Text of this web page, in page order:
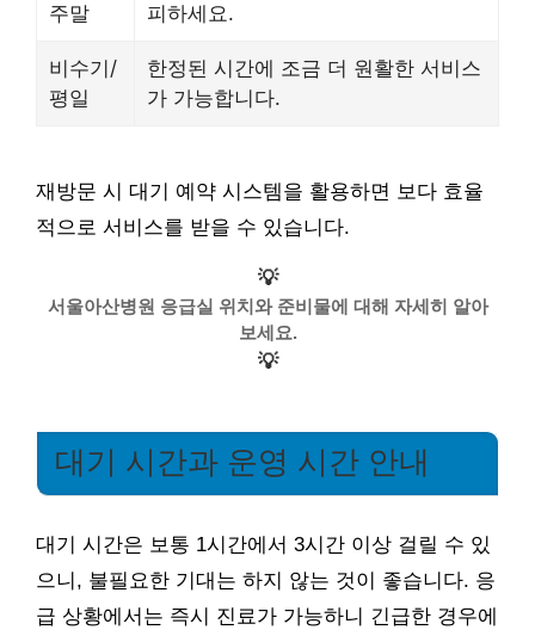
주말
피하세요.
비수기/
평일
한정된 시간에 조금 더 원활한 서비스
가 가능합니다.
재방문 시 대기 예약 시스템을 활용하면 보다 효율
적으로 서비스를 받을 수 있습니다.
💡
서울아산병원 응급실 위치와 준비물에 대해 자세히 알아
보세요.
💡
대기 시간과 운영 시간 안내
대기 시간은 보통 1시간에서 3시간 이상 걸릴 수 있
으니, 불필요한 기대는 하지 않는 것이 좋습니다. 응
급 상황에서는 즉시 진료가 가능하니 긴급한 경우에